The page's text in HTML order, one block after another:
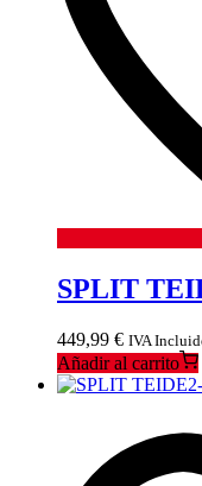
SPLIT
449,99 € IVA
Añadir al carrito